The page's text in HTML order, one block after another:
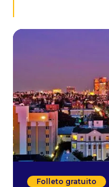
Folleto gratuito